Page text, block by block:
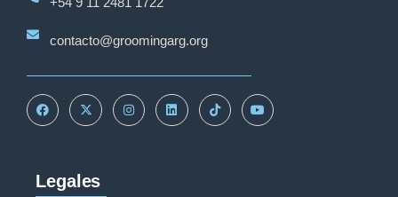
contacto@groomingarg.org
Legales